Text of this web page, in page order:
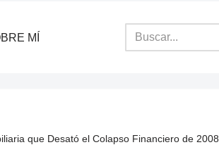
MÍ
que Desató el Colapso Financiero de 2008